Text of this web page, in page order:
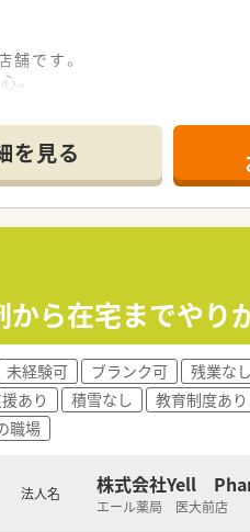
です。
。
す。
お帰りの際に立ち寄ることも
をお願いいたします。
対応しますのでスキルアッ
入社後の状況に応じてご担
れを習得頂きます。
です。
の利用が可能です。
剤師・看護師・ケアマネー
組みや外部の専門家による接
子薬歴の使用方法や調剤
医療機関のご協力のもと、4
を見る
ら在宅までやり
未経験可 ブランク可 残業な
あり 積雪なし 教育制度あり
職場
法人名 株式会社Yell
エール薬局 医大前店